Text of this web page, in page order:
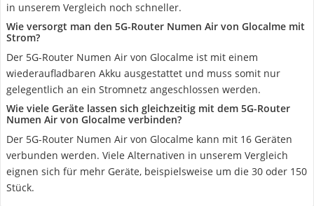
in unserem Vergleich noch schneller.
Wie versorgt man den 5G-Router Numen Air von Glocalme mit
Strom?
Der 5G-Router Numen Air von Glocalme ist mit einem
wiederaufladbaren Akku ausgestattet und muss somit nur
gelegentlich an ein Stromnetz angeschlossen werden.
Wie viele Geräte lassen sich gleichzeitig mit dem 5G-Router
Numen Air von Glocalme verbinden?
Der 5G-Router Numen Air von Glocalme kann mit 16 Geräten
verbunden werden. Viele Alternativen in unserem Vergleich
eignen sich für mehr Geräte, beispielsweise um die 30 oder 150
Stück.